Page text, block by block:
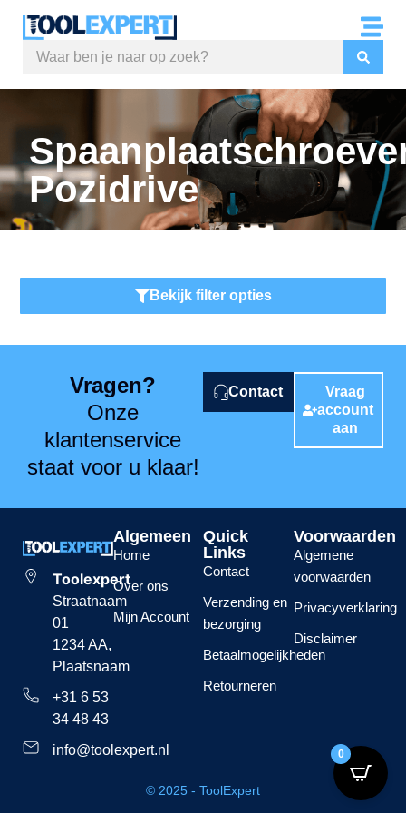
Pozidrive
Bekijk filter opties
Vragen?
Onze
klantenservice
staat voor u klaar!
Contact
Vraag
account
aan
Toolexpert
Straatnaam
01
1234 AA,
Plaatsnaam
+31 6 53
34 48 43
info@toolexpert.nl
Algemeen
Home
Over ons
Mijn Account
Quick
Links
Contact
Verzending en
bezorging
Betaalmogelijkheden
Retourneren
Voorwaarden
Algemene
voorwaarden
Privacyverklaring
Disclaimer
© 2025 - ToolExpert
0